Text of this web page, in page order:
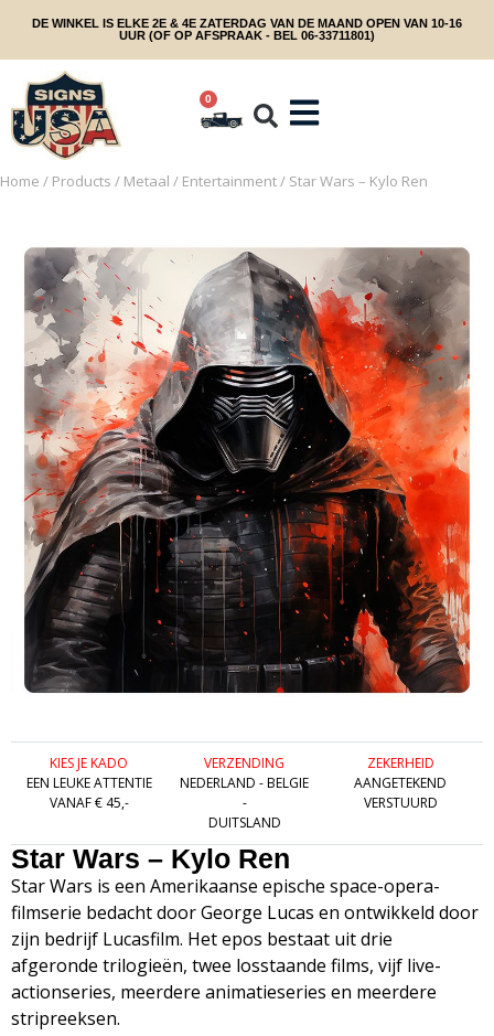
DE WINKEL IS ELKE 2E & 4E ZATERDAG VAN DE MAAND OPEN VAN 10-16
UUR (OF OP AFSPRAAK - BEL 06-33711801)
0
Home / Products / Metaal / Entertainment/ Star Wars – Kylo Ren
KIES JE KADO
EEN LEUKE ATTENTIE
VANAF € 45,-
VERZENDING
NEDERLAND - BELGIE
-
DUITSLAND
ZEKERHEID
AANGETEKEND
VERSTUURD
Star Wars – Kylo Ren
Star Wars is een Amerikaanse epische space-opera-
filmserie bedacht door George Lucas en ontwikkeld door
zijn bedrijf Lucasfilm. Het epos bestaat uit drie
afgeronde trilogieën, twee losstaande films, vijf live-
actionseries, meerdere animatieseries en meerdere
stripreeksen.